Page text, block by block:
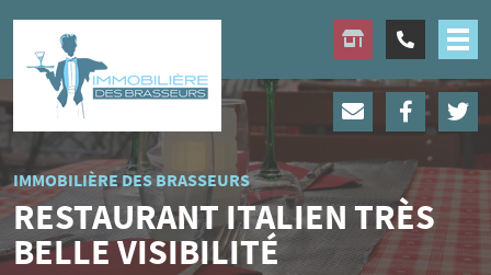
IMMOBILIÈRE DES BRASSEURS
RESTAURANT ITALIEN TRÈS
BELLE VISIBILITÉ